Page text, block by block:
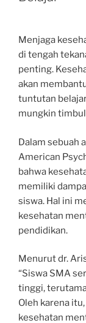
Menjaga
di tengah
penting.
akan
tuntutan
mungkin
Dalam sebuah
American
bahwa
memiliki
siswa. Hal ini
kesehatan
pendidikan.
Menurut dr.
“Siswa SMA
tinggi,
Oleh karena
kesehatan